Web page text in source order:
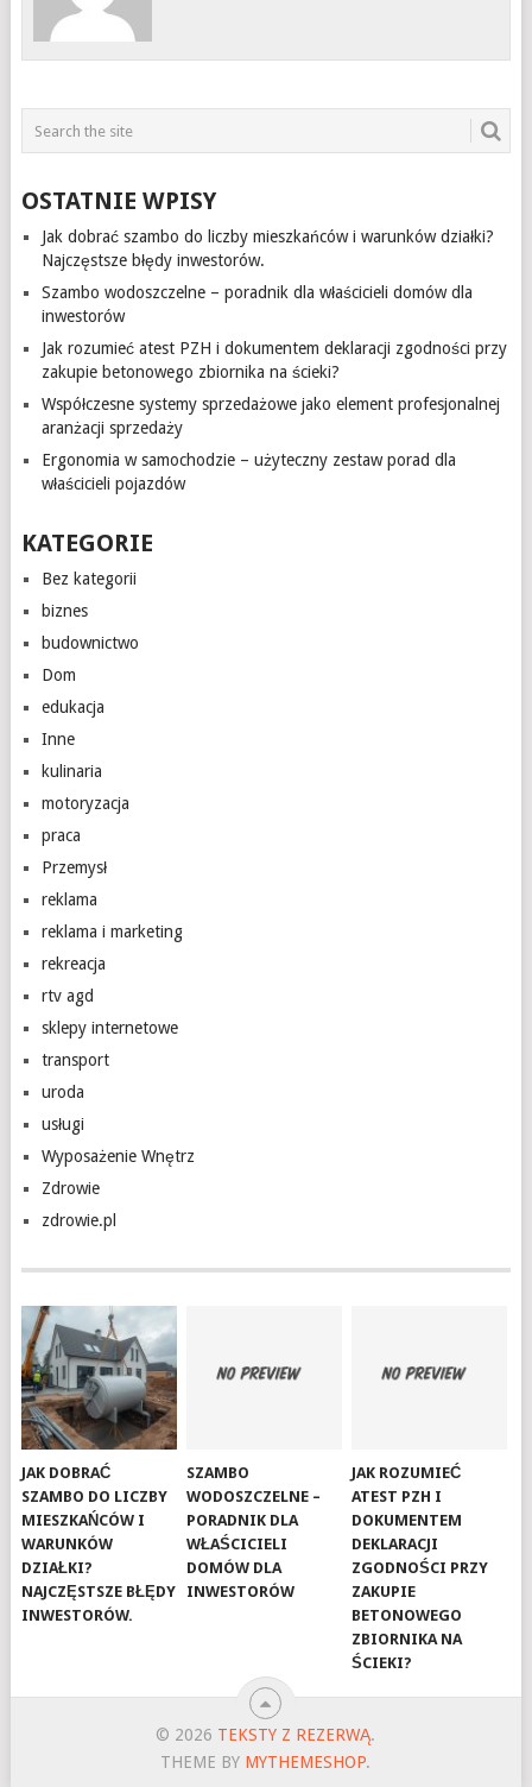
OSTATNIE WPISY
Jak dobrać szambo do liczby mieszkańców i warunków działki?
Najczęstsze błędy inwestorów.
Szambo wodoszczelne – poradnik dla właścicieli domów dla
inwestorów
Jak rozumieć atest PZH i dokumentem deklaracji zgodności przy
zakupie betonowego zbiornika na ścieki?
Współczesne systemy sprzedażowe jako element profesjonalnej
aranżacji sprzedaży
Ergonomia w samochodzie – użyteczny zestaw porad dla
właścicieli pojazdów
KATEGORIE
Bez kategorii
biznes
budownictwo
Dom
edukacja
Inne
kulinaria
motoryzacja
praca
Przemysł
reklama
reklama i marketing
rekreacja
rtv agd
sklepy internetowe
transport
uroda
usługi
Wyposażenie Wnętrz
Zdrowie
zdrowie.pl
JAK DOBRAĆ
SZAMBO DO LICZBY
MIESZKAŃCÓW I
WARUNKÓW
DZIAŁKI?
NAJCZĘSTSZE BŁĘDY
INWESTORÓW.
SZAMBO
WODOSZCZELNE –
PORADNIK DLA
WŁAŚCICIELI
DOMÓW DLA
INWESTORÓW
JAK ROZUMIEĆ
ATEST PZH I
DOKUMENTEM
DEKLARACJI
ZGODNOŚCI PRZY
ZAKUPIE
BETONOWEGO
ZBIORNIKA NA
ŚCIEKI?
© 2026 TEKSTY Z REZERWĄ.
THEME BY MYTHEMESHOP.